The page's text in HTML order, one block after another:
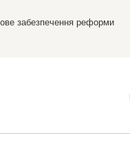
забезпечення реформи